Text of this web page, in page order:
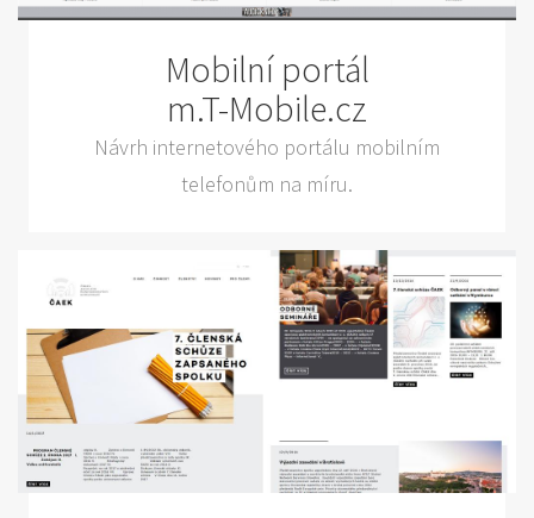
Mobilní portál
m.T-Mobile.cz
Návrh internetového portálu mobilním
telefonům na míru.